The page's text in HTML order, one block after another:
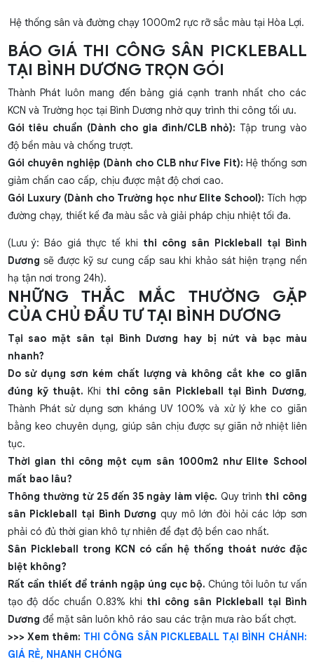
Hệ thống sân và đường chạy 1000m2 rực rỡ sắc màu tại Hòa Lợi.
BÁO GIÁ THI CÔNG SÂN PICKLEBALL
TẠI BÌNH DƯƠNG TRỌN GÓI
Thành Phát luôn mang đến bảng giá cạnh tranh nhất cho các
KCN và Trường học tại Bình Dương nhờ quy trình thi công tối ưu.
Gói tiêu chuẩn (Dành cho gia đình/CLB nhỏ): Tập trung vào
độ bền màu và chống trượt.
Gói chuyên nghiệp (Dành cho CLB như Five Fit): Hệ thống sơn
giảm chấn cao cấp, chịu được mật độ chơi cao.
Gói Luxury (Dành cho Trường học như Elite School): Tích hợp
đường chạy, thiết kế đa màu sắc và giải pháp chịu nhiệt tối đa.
(Lưu ý: Báo giá thực tế khi thi công sân Pickleball tại Bình
Dương sẽ được kỹ sư cung cấp sau khi khảo sát hiện trạng nền
hạ tận nơi trong 24h).
NHỮNG THẮC MẮC THƯỜNG GẶP
CỦA CHỦ ĐẦU TƯ TẠI BÌNH DƯƠNG
Tại sao mặt sân tại Bình Dương hay bị nứt và bạc màu
nhanh?
Do sử dụng sơn kém chất lượng và không cắt khe co giãn
đúng kỹ thuật. Khi thi công sân Pickleball tại Bình Dương,
Thành Phát sử dụng sơn kháng UV 100% và xử lý khe co giãn
bằng keo chuyên dụng, giúp sân chịu được sự giãn nở nhiệt liên
tục.
Thời gian thi công một cụm sân 1000m2 như Elite School
mất bao lâu?
Thông thường từ 25 đến 35 ngày làm việc. Quy trình thi công
sân Pickleball tại Bình Dương quy mô lớn đòi hỏi các lớp sơn
phải có đủ thời gian khô tự nhiên để đạt độ bền cao nhất.
Sân Pickleball trong KCN có cần hệ thống thoát nước đặc
biệt không?
Rất cần thiết để tránh ngập úng cục bộ. Chúng tôi luôn tư vấn
tạo độ dốc chuẩn 0.83% khi thi công sân Pickleball tại Bình
Dương để mặt sân luôn khô ráo sau các trận mưa rào bất chợt.
>>> Xem thêm: THI CÔNG SÂN PICKLEBALL TẠI BÌNH CHÁNH:
GIÁ RẺ, NHANH CHÓNG